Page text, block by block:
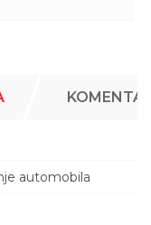
automobila